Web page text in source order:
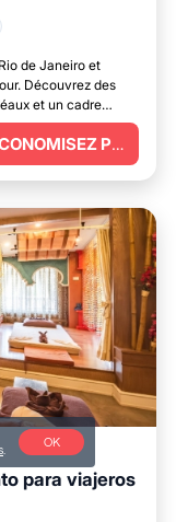
de Janeiro et
Découvrez des
et un cadre
ÉCONOMISEZ PLUS
para viajeros
OK